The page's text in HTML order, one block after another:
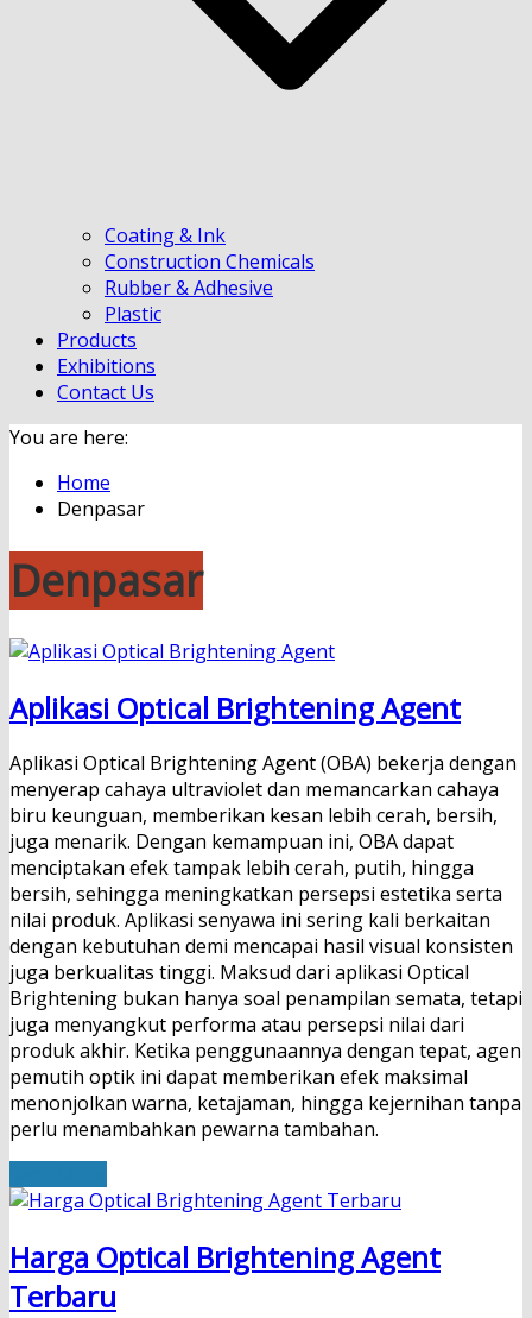
Coating & Ink
Construction Chemicals
Rubber & Adhesive
Plastic
Products
Exhibitions
Contact Us
You are here:
Home
Denpasar
Denpasar
Aplikasi Optical Brightening Agent
Aplikasi Optical Brightening Agent (OBA) bekerja dengan
menyerap cahaya ultraviolet dan memancarkan cahaya
biru keunguan, memberikan kesan lebih cerah, bersih,
juga menarik. Dengan kemampuan ini, OBA dapat
menciptakan efek tampak lebih cerah, putih, hingga
bersih, sehingga meningkatkan persepsi estetika serta
nilai produk. Aplikasi senyawa ini sering kali berkaitan
dengan kebutuhan demi mencapai hasil visual konsisten
juga berkualitas tinggi. Maksud dari aplikasi Optical
Brightening bukan hanya soal penampilan semata, tetapi
juga menyangkut performa atau persepsi nilai dari
produk akhir. Ketika penggunaannya dengan tepat, agen
pemutih optik ini dapat memberikan efek maksimal
menonjolkan warna, ketajaman, hingga kejernihan tanpa
perlu menambahkan pewarna tambahan.
Harga Optical Brightening Agent
Terbaru